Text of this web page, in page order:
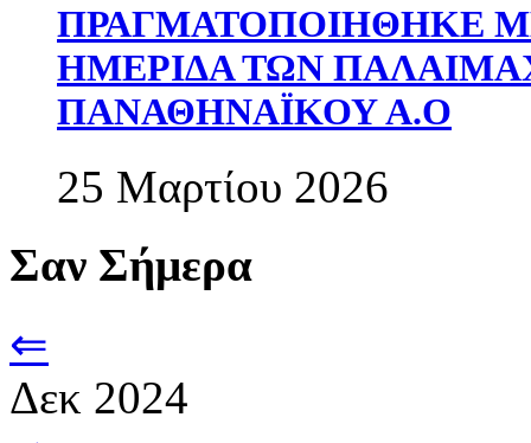
ΠΡΑΓΜΑΤΟΠΟΙΗΘΗΚΕ
ΗΜΕΡΙΔΑ ΤΩΝ
ΠΑΝΑΘΗΝΑΪΚΟΥ Α.Ο
25 Μαρτίου 2026
Σαν Σήμερα
⇐
Δεκ 2024